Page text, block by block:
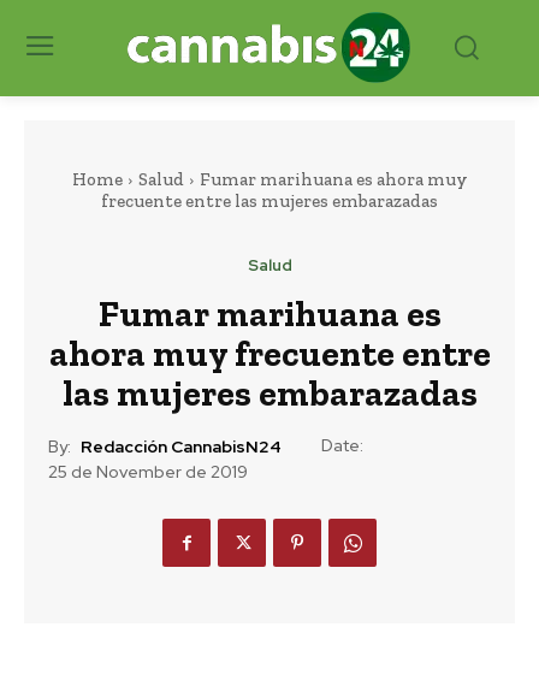
Home Salud
Fumar marihuana es ahora muy
frecuente entre las mujeres embarazadas
Salud
Fumar marihuana es
ahora muy frecuente entre
las mujeres embarazadas
By: Redacción CannabisN24
Date:
25 de November de 2019